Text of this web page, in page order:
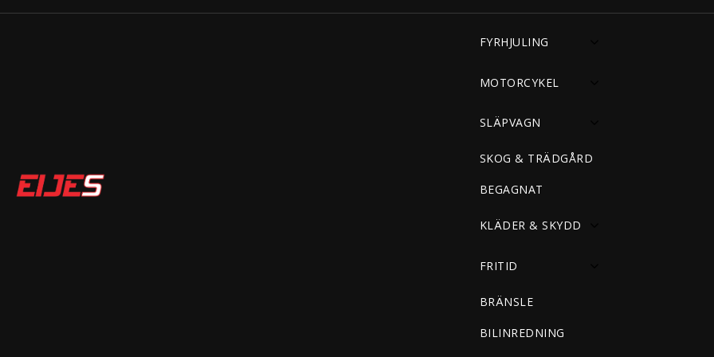
FYRHJULING
MOTORCYKEL
SLÄPVAGN
SKOG & TRÄDGÅRD
BEGAGNAT
KLÄDER & SKYDD
FRITID
BRÄNSLE
BILINREDNING